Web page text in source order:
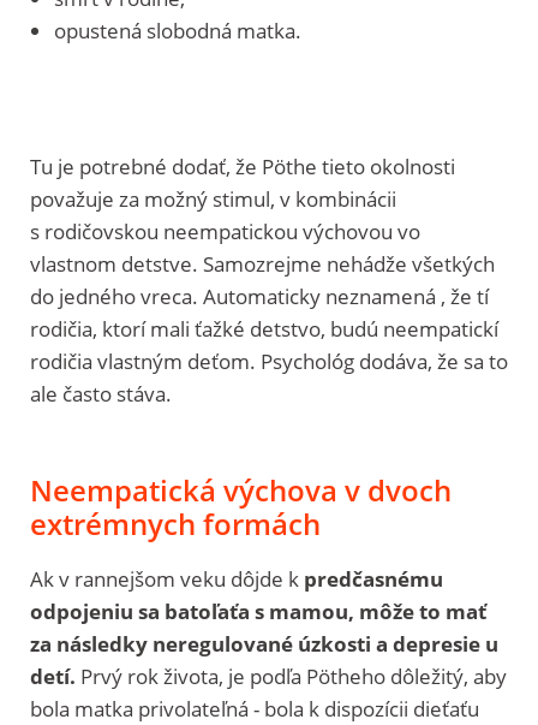
opustená slobodná matka.
Tu je potrebné dodať, že Pöthe tieto okolnosti
považuje za možný stimul, v kombinácii
s rodičovskou neempatickou výchovou vo
vlastnom detstve. Samozrejme nehádže všetkých
do jedného vreca. Automaticky neznamená , že tí
rodičia, ktorí mali ťažké detstvo, budú neempatickí
rodičia vlastným deťom. Psychológ dodáva, že sa to
ale často stáva.
Neempatická výchova v dvoch
extrémnych formách
Ak v rannejšom veku dôjde k predčasnému
odpojeniu sa batoľaťa s mamou, môže to mať
za následky neregulované úzkosti a depresie u
detí. Prvý rok života, je podľa Pötheho dôležitý, aby
bola matka privolateľná - bola k dispozícii dieťaťu